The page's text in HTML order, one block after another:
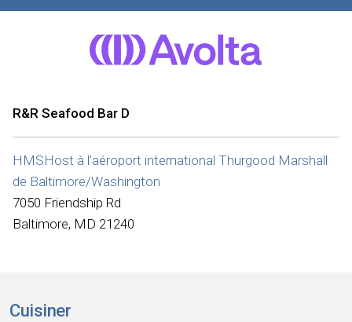
R&R Seafood Bar D
HMSHost à l’aéroport international Thurgood Marshall
de Baltimore/Washington
7050 Friendship Rd
Baltimore, MD 21240
Cuisiner